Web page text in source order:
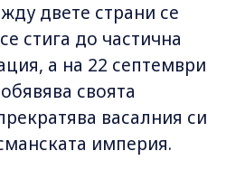
двете страни се
стига до частична
а на 22 септември
своята
васалния си
империя.